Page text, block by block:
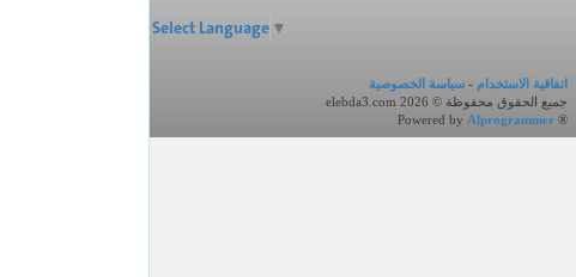
Select Language▼
اتفاقية الاستخدام - سياسة الخصوصية
جميع الحقوق محفوظة © elebda3.com 2026
Powered by Alprogrammer ®